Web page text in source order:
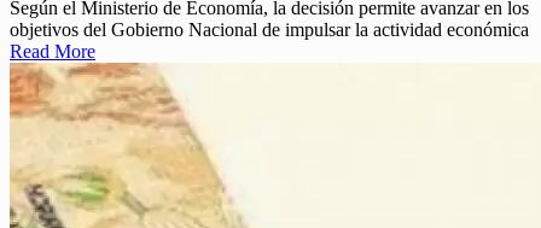
Según el Ministerio de Economía, la decisión permite avanzar en los
objetivos del Gobierno Nacional de impulsar la actividad económica
Read More